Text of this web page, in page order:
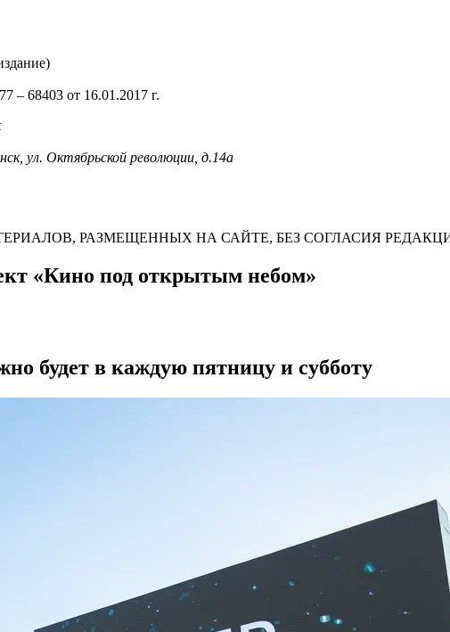
– 68403 от 16.01.2017 г.
ул. Октябрьской революции, д.14а
РАЗМЕЩЕННЫХ НА САЙТЕ, БЕЗ СОГЛАСИЯ
«Кино под открытым небом»
будет в каждую пятницу и субботу